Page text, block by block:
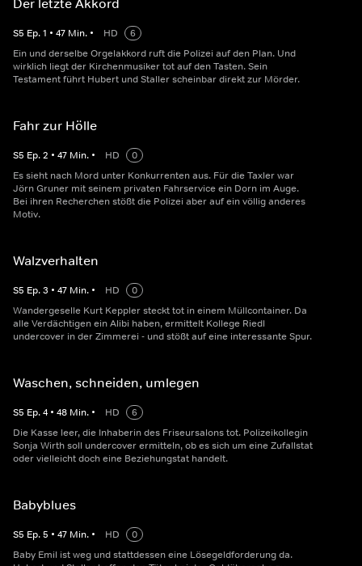
Der letzte Akkord
S5 Ep.1 • 47 Min. • HD
6
Ein und derselbe Orgelakkord ruft die Polizei auf den Plan. Und
wirklich liegt der Kirchenmusiker tot auf den Tasten. Sein
Testament führt Hubert und Staller scheinbar direkt zur Mörder.
Fahr zur Hölle
S5 Ep.2 • 47 Min. • HD
0
Es sieht nach Mord unter Konkurrenten aus. Für die Taxler war
Jörn Gruner mit seinem privaten Fahrservice ein Dorn im Auge.
Bei ihren Recherchen stößt die Polizei aber auf ein völlig anderes
Motiv.
Walzverhalten
S5 Ep.3 • 47 Min. • HD
0
Wandergeselle Kurt Keppler steckt tot in einem Müllcontainer. Da
alle Verdächtigen ein Alibi haben, ermittelt Kollege Riedl
undercover in der Zimmerei - und stößt auf eine interessante Spur.
Waschen, schneiden, umlegen
S5 Ep.4 • 48 Min. • HD
6
Die Kasse leer, die Inhaberin des Friseursalons tot. Polizeikollegin
Sonja Wirth soll undercover ermitteln, ob es sich um eine Zufallstat
oder vielleicht doch eine Beziehungstat handelt.
Babyblues
S5 Ep.5 • 47 Min. • HD
0
Baby Emil ist weg und stattdessen eine Lösegeldforderung da.